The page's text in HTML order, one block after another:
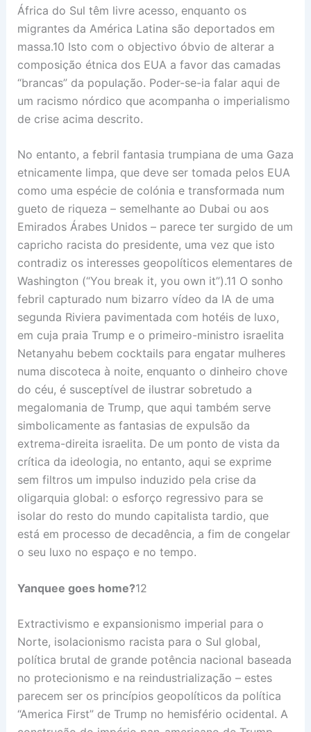
África do Sul têm livre acesso, enquanto os
migrantes da América Latina são deportados em
massa.10 Isto com o objectivo óbvio de alterar a
composição étnica dos EUA a favor das camadas
“brancas” da população. Poder-se-ia falar aqui de
um racismo nórdico que acompanha o imperialismo
de crise acima descrito.
No entanto, a febril fantasia trumpiana de uma Gaza
etnicamente limpa, que deve ser tomada pelos EUA
como uma espécie de colónia e transformada num
gueto de riqueza – semelhante ao Dubai ou aos
Emirados Árabes Unidos – parece ter surgido de um
capricho racista do presidente, uma vez que isto
contradiz os interesses geopolíticos elementares de
Washington (“You break it, you own it”).11 O sonho
febril capturado num bizarro vídeo da IA de uma
segunda Riviera pavimentada com hotéis de luxo,
em cuja praia Trump e o primeiro-ministro israelita
Netanyahu bebem cocktails para engatar mulheres
numa discoteca à noite, enquanto o dinheiro chove
do céu, é susceptível de ilustrar sobretudo a
megalomania de Trump, que aqui também serve
simbolicamente as fantasias de expulsão da
extrema-direita israelita. De um ponto de vista da
crítica da ideologia, no entanto, aqui se exprime
sem filtros um impulso induzido pela crise da
oligarquia global: o esforço regressivo para se
isolar do resto do mundo capitalista tardio, que
está em processo de decadência, a fim de congelar
o seu luxo no espaço e no tempo.
Yanquee goes home?12
Extractivismo e expansionismo imperial para o
Norte, isolacionismo racista para o Sul global,
política brutal de grande potência nacional baseada
no protecionismo e na reindustrialização – estes
parecem ser os princípios geopolíticos da política
“America First” de Trump no hemisfério ocidental. A